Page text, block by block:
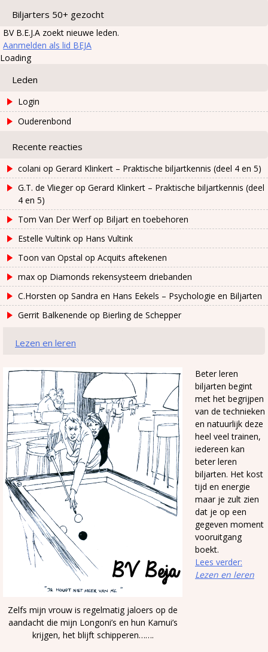
Biljarters 50+ gezocht
BV B.E.J.A zoekt nieuwe leden.
Aanmelden als lid BEJA
Loading
Leden
Login
Ouderenbond
Recente reacties
colani op Gerard Klinkert – Praktische biljartkennis (deel 4 en 5)
G.T. de Vliegerop Gerard Klinkert – Praktische biljartkennis (deel
4 en 5)
Tom Van Der Werfop Biljart en toebehoren
Estelle Vultink op Hans Vultink
Toon van Opstal op Acquits aftekenen
max op Diamonds rekensysteem driebanden
C.Horsten op Sandra en Hans Eekels – Psychologie en Biljarten
Gerrit Balkenende op Bierling de Schepper
Lezen en leren
Zelfs mijn vrouw is regelmatig jaloers op de
aandacht die mijn Longoni’s en hun Kamui’s
krijgen, het blijft schipperen…….
Beter leren
biljarten begint
met het begrijpen
van de technieken
en natuurlijk deze
heel veel trainen,
iedereen kan
beter leren
biljarten. Het kost
tijd en energie
maar je zult zien
dat je op een
gegeven moment
vooruitgang
boekt.
Lees verder:
Lezen en leren